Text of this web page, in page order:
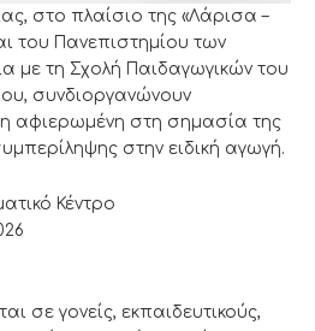
στο πλαίσιο της «Λάρισα –
του Πανεπιστημίου των
με τη Σχολή Παιδαγωγικών του
συνδιοργανώνουν
αφιερωμένη στη σημασία της
στην ειδική αγωγή.
Κέντρο
σε γονείς, εκπαιδευτικούς,